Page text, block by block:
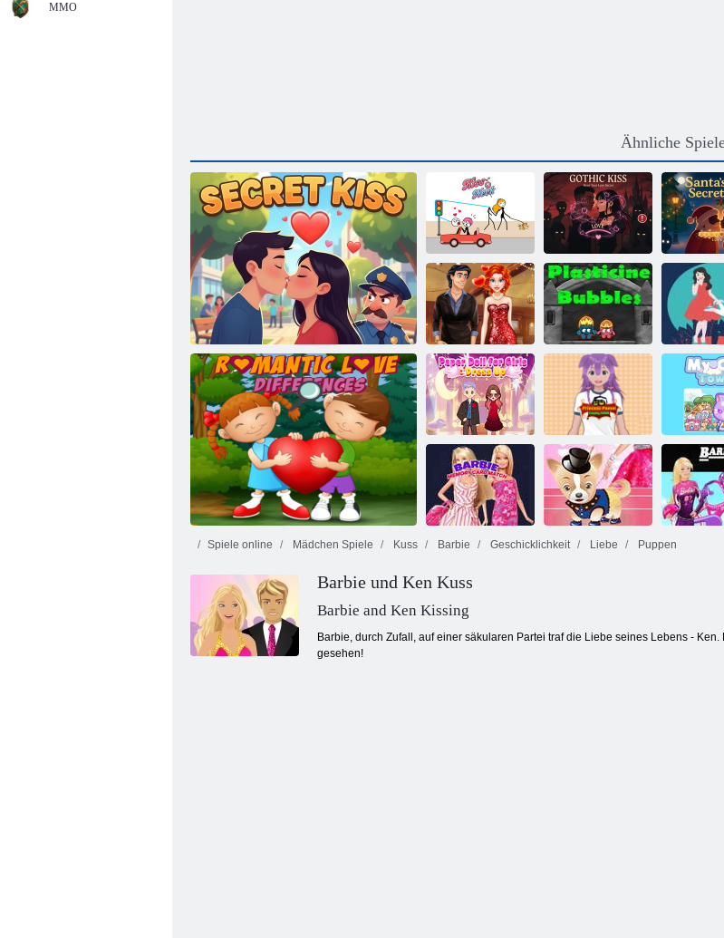
Ähnliche
Geheimer Kuss
Kuss O Hals Gotischer Kuss
Der
Kuss
Princess New
Year
Liebesgeschichte
Plastikine
Blasen
Paar
Papierpuppe
zum Verkleiden
von Mädchen
Prinzessin
Pomni Cosplay
ASMR
Barbie Memory
Card Match
Spiele online Mädchen Spiele Kuss Barbie Geschicklichkeit Liebe Puppen
Barbie und Ken Kuss
Barbie and Ken Kissing
Barbie, durch Zufall, auf einer säkularen Partei traf die Liebe seines Lebens -
gesehen!
MMO